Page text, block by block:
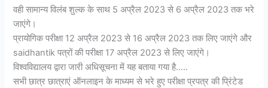
वही सामान्य विलंब शुल्क के साथ 5 अप्रैल 2023 से 6 अप्रैल 2023 तक भरे
जाएंगे।
प्रायोगिक परीक्षा 12 अप्रैल 2023 से 16 अप्रैल 2023 तक लिए जाएंगे और
saidhantik पत्रों की परीक्षा 17 अप्रैल 2023 से लिए जाएंगे।
विश्वविद्यालय द्वारा जारी अधिसूचना में यह बताया गया है…..
सभी छात्र छात्राएं ऑनलाइन के माध्यम से भरे हुए परीक्षा प्रपत्र की प्रिंटेड